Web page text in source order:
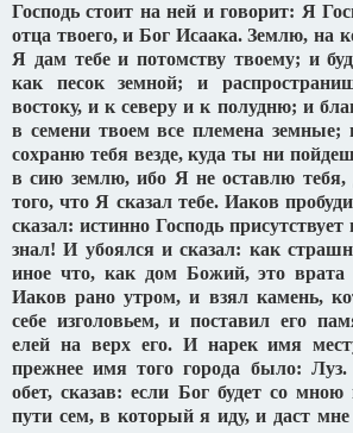
Господь стоит на ней и говорит: Я
отца твоего, и Бог Исаака. Землю, на
Я дам тебе и потомству твоему; и
как песок земной; и
востоку, и к северу и к полудню; и
в семени твоем все племена
сохраню тебя везде, куда ты ни
в сию землю, ибо Я не оставлю тебя,
того, что Я сказал тебе. Иаков
сказал: истинно Господь
знал! И убоялся и сказал: как
иное что, как дом Божий, это врата
Иаков рано утром, и взял камень,
себе изголовьем, и поставил его
елей на верх его. И нарек имя
прежнее имя того города было:
обет, сказав: если Бог будет со
пути сем, в который я иду, и даст мне